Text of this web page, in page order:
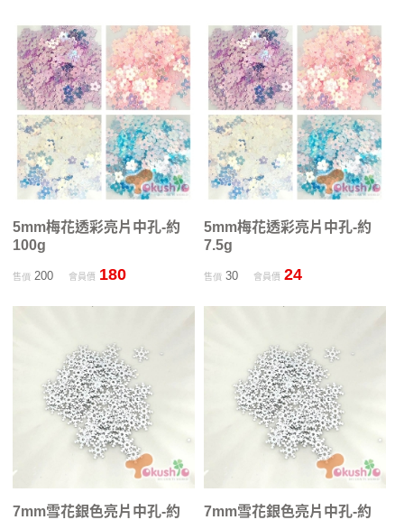
5mm梅花透彩亮片中孔-約
100g
售價200 會員價 180
5mm梅花透彩亮片中孔-約
7.5g
售價 30 會員價 24
7mm雪花銀色亮片中孔-約
7mm雪花銀色亮片中孔-約